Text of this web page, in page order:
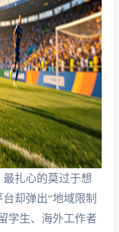
扎心的莫过于想
却弹出“地域限制
学生、海外工作者